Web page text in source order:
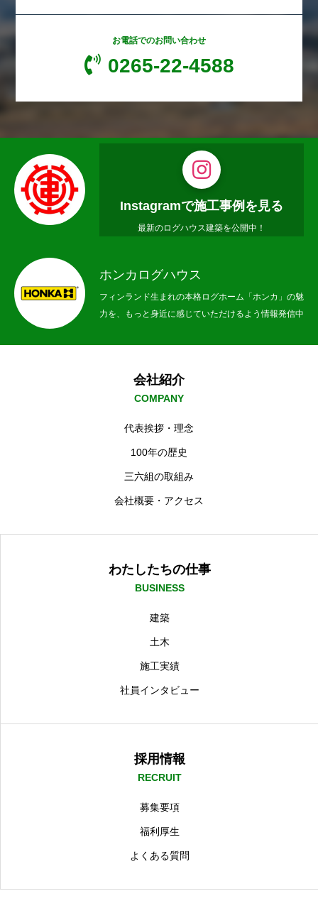
お電話でのお問い合わせ
0265-22-4588
Instagramで施工事例を見る
最新のログハウス建築を公開中！
ホンカログハウス
フィンランド生まれの本格ログホーム「ホンカ」の魅
力を、もっと身近に感じていただけるよう情報発信中
会社紹介
COMPANY
代表挨拶・理念
100年の歴史
三六組の取組み
会社概要・アクセス
わたしたちの仕事
BUSINESS
建築
土木
施工実績
社員インタビュー
採用情報
RECRUIT
募集要項
福利厚生
よくある質問